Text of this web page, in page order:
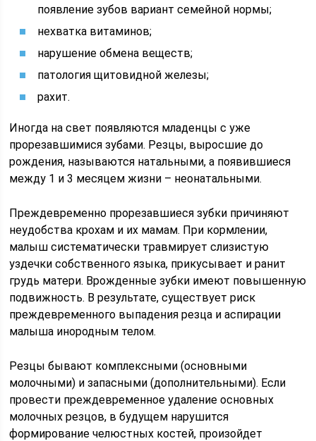
появление зубов вариант семейной нормы;
нехватка витаминов;
нарушение обмена веществ;
патология щитовидной железы;
рахит.
Иногда на свет появляются младенцы с уже
прорезавшимися зубами. Резцы, выросшие до
рождения, называются натальными, а появившиеся
между 1 и 3 месяцем жизни – неонатальными.
Преждевременно прорезавшиеся зубки причиняют
неудобства крохам и их мамам. При кормлении,
малыш систематически травмирует слизистую
уздечки собственного языка, прикусывает и ранит
грудь матери. Врожденные зубки имеют повышенную
подвижность. В результате, существует риск
преждевременного выпадения резца и аспирации
малыша инородным телом.
Резцы бывают комплексными (основными
молочными) и запасными (дополнительными). Если
провести преждевременное удаление основных
молочных резцов, в будущем нарушится
формирование челюстных костей, произойдет